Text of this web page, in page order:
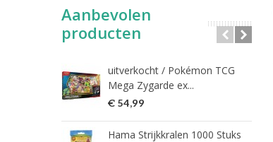
Aanbevolen
producten
uitverkocht / Pokémon TCG
Mega Zygarde ex...
€ 54,99
Hama Strijkkralen 1000 Stuks